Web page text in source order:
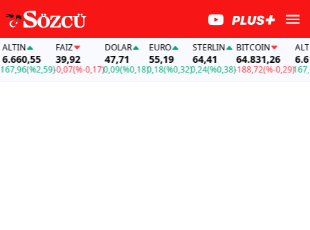
(%2,59)
FAİZ
39,92
-0,07(%-0,17)
DOLAR
47,71
0,09(%0,18)
EURO
55,19
0,18(%0,32)
STERLIN
64,41
0,24(%0,38)
BITCOIN
64.831,26
-188,72(%-0,29)
ALTIN
167,96